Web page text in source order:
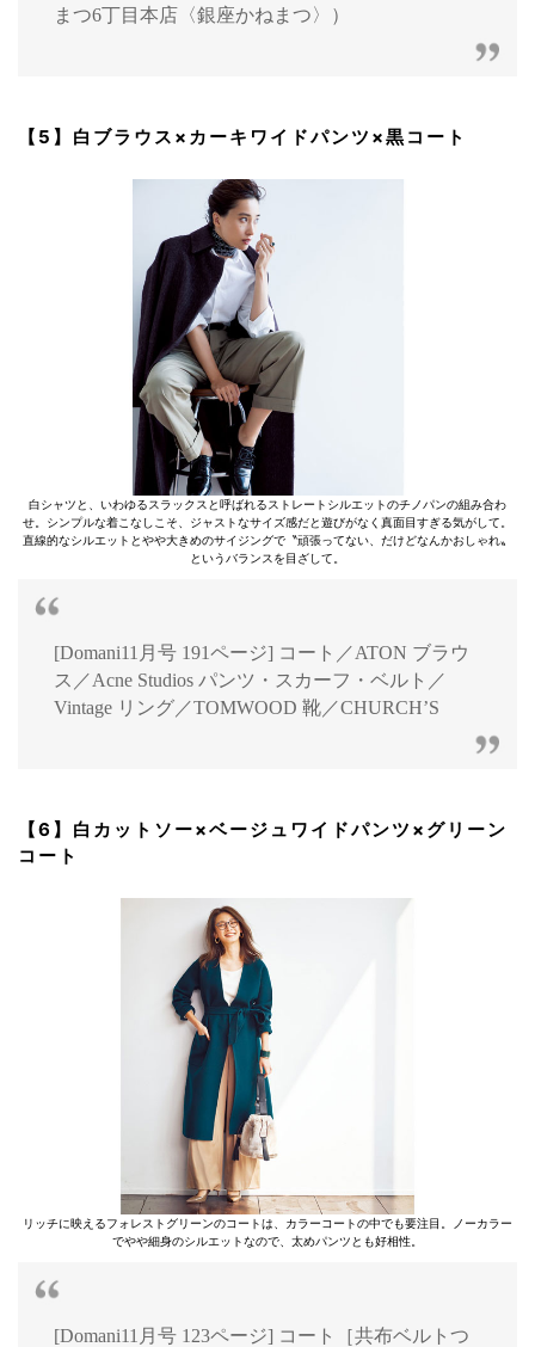
まつ6丁目本店〈銀座かねまつ〉）
【5】白ブラウス×カーキワイドパンツ×黒コート
白シャツと、いわゆるスラックスと呼ばれるストレートシルエットのチノパンの組み合わ
せ。シンプルな着こなしこそ、ジャストなサイズ感だと遊びがなく真面目すぎる気がして。
直線的なシルエットとやや大きめのサイジングで〝頑張ってない、だけどなんかおしゃれ〟
というバランスを目ざして。
[Domani11月号 191ページ] コート／ATON ブラウ
ス／Acne Studios パンツ・スカーフ・ベルト／
Vintage リング／TOMWOOD 靴／CHURCH’S
【6】白カットソー×ベージュワイドパンツ×グリーン
コート
リッチに映えるフォレストグリーンのコートは、カラーコートの中でも要注目。ノーカラー
でやや細身のシルエットなので、太めパンツとも好相性。
[Domani11月号 123ページ] コート［共布ベルトつ